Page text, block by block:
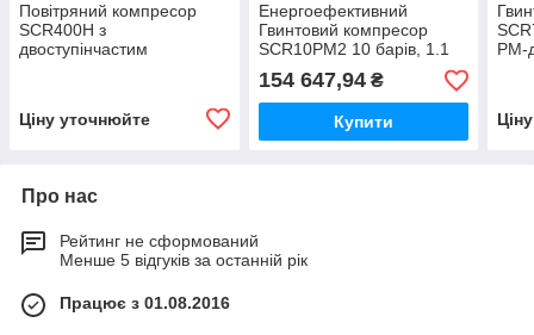
Повітряний компресор
SCR400H з
двоступінчастим
Ціну уточнюйте
Енергоефективний
Гвинтовий компресор
SCR10PM2 10 барів, 1.1
м3/хв, 7,5 кВт
154 647,94₴
Купити
PM-
Про нас
Рейтинг не сформований
Менше 5 відгуків за останній рік
Працює з 01.08.2016